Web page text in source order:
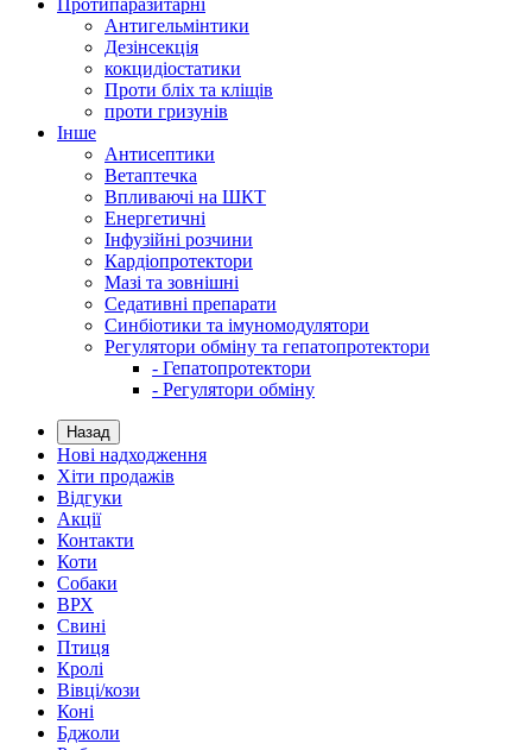
Протипаразитарні
Антигельмінтики
Дезінсекція
кокцидіостатики
Проти бліх та кліщів
проти гризунів
Інше
Антисептики
Ветаптечка
Впливаючі на ШКТ
Енергетичні
Інфузійні розчини
Кардіопротектори
Мазі та зовнішні
Седативні препарати
Синбіотики та імуномодулятори
Регулятори обміну та гепатопротектори
- Гепатопротектори
- Регулятори обміну
Назад
Нові надходження
Хіти продажів
Відгуки
Акції
Контакти
Коти
Собаки
ВРХ
Свині
Птиця
Кролі
Вівці/кози
Коні
Бджоли